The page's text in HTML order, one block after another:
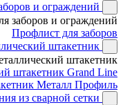
и ограждений
заборов и ограждений
Профлист для заборов
штакетник
штакетник
штакетник Grand Line
Металл Профиль
из сварной сетки